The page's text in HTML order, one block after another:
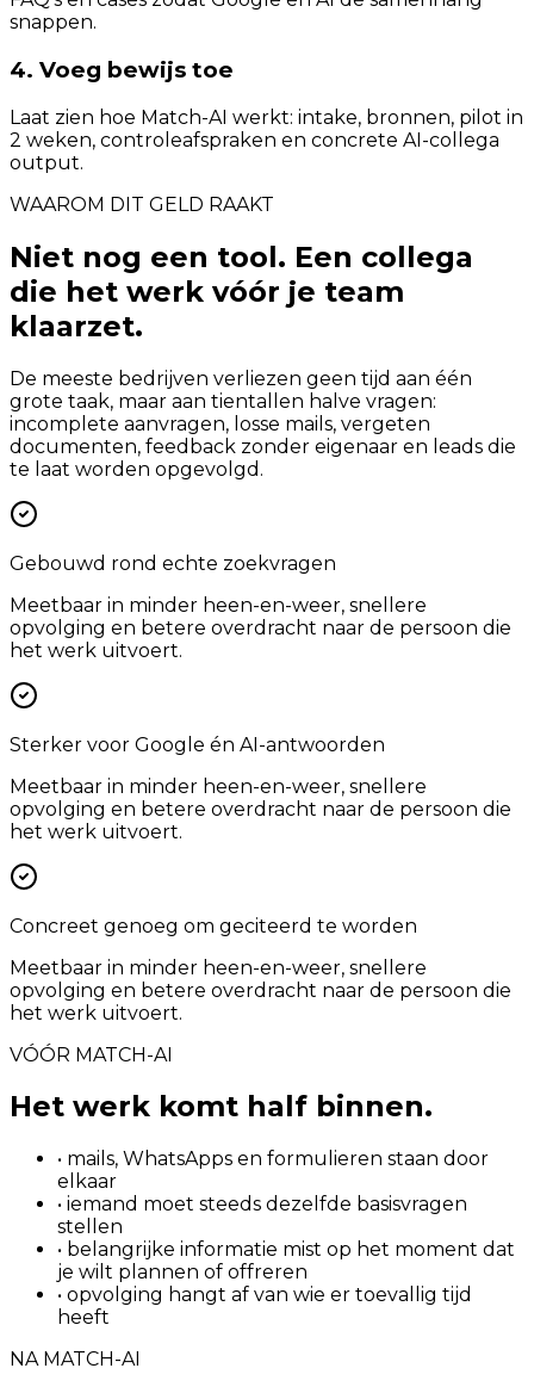
snappen.
4. Voeg bewijs toe
Laat zien hoe Match-AI werkt: intake, bronnen, pilot in
2 weken, controleafspraken en concrete AI-collega
output.
WAAROM DIT GELD RAAKT
Niet nog een tool. Een collega
die het werk vóór je team
klaarzet.
De meeste bedrijven verliezen geen tijd aan één
grote taak, maar aan tientallen halve vragen:
incomplete aanvragen, losse mails, vergeten
documenten, feedback zonder eigenaar en leads die
te laat worden opgevolgd.
Gebouwd rond echte zoekvragen
Meetbaar in minder heen-en-weer, snellere
opvolging en betere overdracht naar de persoon die
het werk uitvoert.
Sterker voor Google én AI-antwoorden
Meetbaar in minder heen-en-weer, snellere
opvolging en betere overdracht naar de persoon die
het werk uitvoert.
Concreet genoeg om geciteerd te worden
Meetbaar in minder heen-en-weer, snellere
opvolging en betere overdracht naar de persoon die
het werk uitvoert.
VÓÓR MATCH-AI
Het werk komt half binnen.
• mails, WhatsApps en formulieren staan door
elkaar
• iemand moet steeds dezelfde basisvragen
stellen
• belangrijke informatie mist op het moment dat
je wilt plannen of offreren
• opvolging hangt af van wie er toevallig tijd
heeft
NA MATCH-AI